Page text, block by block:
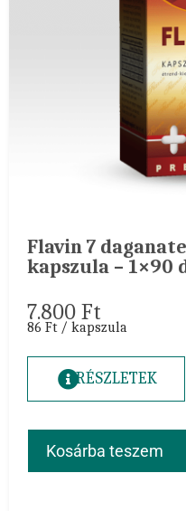
Flavin 7
kapszula – 1×90
7.800 Ft
86 Ft / kapszula
RÉSZLETEK
Kosárba teszem